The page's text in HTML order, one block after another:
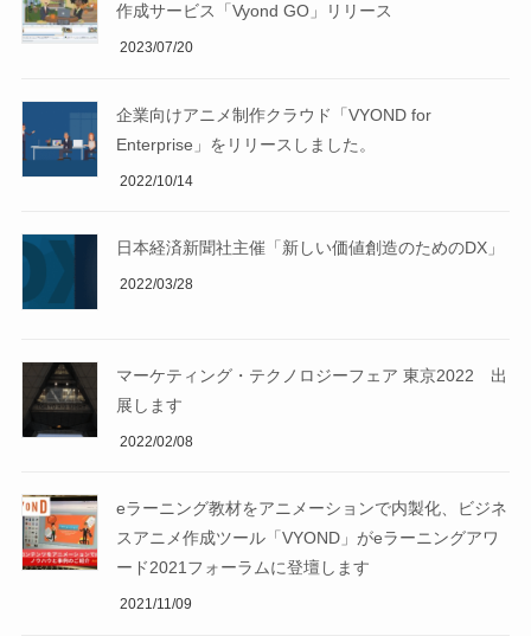
作成サービス「Vyond GO」リリース
2023/07/20
企業向けアニメ制作クラウド「VYOND for
Enterprise」をリリースしました。
2022/10/14
日本経済新聞社主催「新しい価値創造のためのDX」
2022/03/28
マーケティング・テクノロジーフェア 東京2022 出
展します
2022/02/08
eラーニング教材をアニメーションで内製化、ビジネ
スアニメ作成ツール「VYOND」がeラーニングアワ
ード2021フォーラムに登壇します
2021/11/09